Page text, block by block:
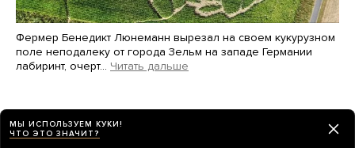
Фермер Бенедикт Люнеманн вырезал на своем кукурузном
поле неподалеку от города Зельм на западе Германии
лабиринт, очерт… Читать дальше
Бывшего московского муниципального
МЫ ИСПОЛЬЗУЕМ КУКИ!
ЧТО ЭТО ЗНАЧИТ?